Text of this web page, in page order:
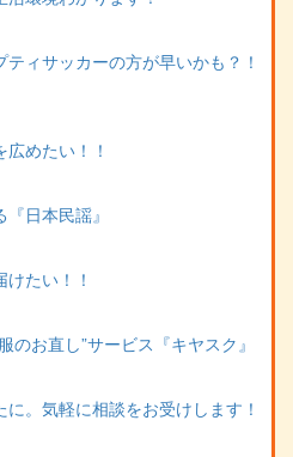
ィサッカーの方が早いかも？！
めたい！！
日本民謡』
たい！！
のお直し”サービス『キヤスク』
に。気軽に相談をお受けします！